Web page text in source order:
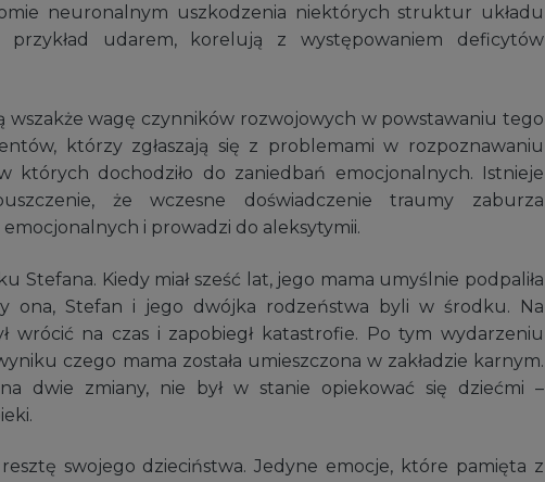
neuronalnym uszkodzenia niektórych struktur układu
przykład udarem, korelują z występowaniem deficytów
wszakże wagę czynników rozwojowych w powstawaniu tego
którzy zgłaszają się z problemami w rozpoznawaniu
których dochodziło do zaniedbań emocjonalnych. Istnieje
że wczesne doświadczenie traumy zaburza
i prowadzi do aleksytymii.
Stefana. Kiedy miał sześć lat, jego mama umyślnie podpaliła
ona, Stefan i jego dwójka rodzeństwa byli w środku. Na
wrócić na czas i zapobiegł katastrofie. Po tym wydarzeniu
czego mama została umieszczona w zakładzie karnym.
dwie zmiany, nie był w stanie opiekować się dziećmi –
swojego dzieciństwa. Jedyne emocje, które pamięta z